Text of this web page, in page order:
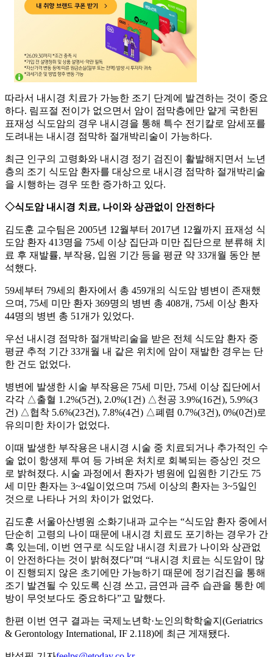
따라서 내시경 치료가 가능한 조기 단계에 발견하는 것이 중요
하다. 림프절 전이가 없으면서 암이 점막층에만 얕게 국한된
표재성 식도암의 경우 내시경을 통해 특수 전기칼로 암세포를
도려내는 내시경 점막하 절개박리술이 가능하다.
최근 인구의 고령화와 내시경 정기 검진이 활발해지면서 노년
층의 조기 식도암 환자를 대상으로 내시경 점막하 절개박리술
을 시행하는 경우 또한 증가하고 있다.
◇식도암 내시경 치료, 나이와 상관없이 안전하다
김도훈 교수팀은 2005년 12월부터 2017년 12월까지 표재성 식
도암 환자 413명을 75세 이상 집단과 미만 집단으로 분류해 치
료 후 재발률, 부작용, 입원 기간 등을 평균 약 33개월 동안 분
석했다.
59세부터 79세의 환자에서 총 459개의 식도암 병변이 존재했
으며, 75세 미만 환자 369명의 병변 총 408개, 75세 이상 환자
44명의 병변 총 51개가 있었다.
우선 내시경 점막하 절개박리술을 받은 전체 식도암 환자 중
평균 추적 기간 33개월 내 같은 위치에 암이 재발한 경우는 단
한 건도 없었다.
병변에 발생한 시술 부작용은 75세 미만, 75세 이상 집단에서
각각 △출혈 1.2%(5건), 2.0%(1건) △천공 3.9%(16건), 5.9%(3
건) △협착 5.6%(23건), 7.8%(4건) △폐렴 0.7%(3건), 0%(0건)로
유의미한 차이가 없었다.
이때 발생한 부작용은 내시경 시술 중 치료되거나 추가적인 수
술 없이 항생제 투여 등 가벼운 처치로 회복되는 증상인 것으
로 밝혀졌다. 시술 과정에서 환자가 병원에 입원한 기간도 75
세 미만 환자는 3~4일이었으며 75세 이상의 환자는 3~5일인
것으로 나타나 거의 차이가 없었다.
김도훈 서울아산병원 소화기내과 교수는 “식도암 환자 중에서
단순히 고령의 나이 때문에 내시경 치료도 포기하는 경우가 간
혹 있는데, 이번 연구로 식도암 내시경 치료가 나이와 상관없
이 안전하다는 것이 밝혀졌다”며 “내시경 치료는 식도암이 많
이 진행되지 않은 초기에만 가능하기 때문에 정기검진을 통해
조기 발견될 수 있도록 신경 쓰고, 금연과 금주 습관을 통한 예
방이 무엇보다도 중요하다”고 말했다.
한편 이번 연구 결과는 국제노년학·노인의학학술지(Geriatrics
& Gerontology International, IF 2.118)에 최근 게재됐다.